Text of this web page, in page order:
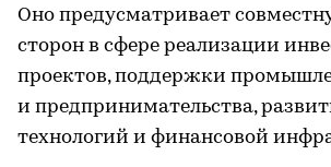
Оно предусматривает
сторон в сфере реализации
проектов, поддержки
и предпринимательства,
технологий и финансовой